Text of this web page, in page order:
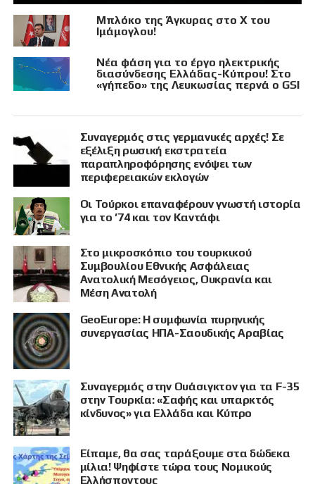
Μπλόκο της Άγκυρας στο X του
Ιμάμογλου!
Νέα φάση για το έργο ηλεκτρικής
διασύνδεσης Ελλάδας-Κύπρου! Στο
«γήπεδο» της Λευκωσίας περνά ο GSI
Συναγερμός στις γερμανικές αρχές! Σε
εξέλιξη ρωσική εκστρατεία
παραπληροφόρησης ενόψει των
περιφερειακών εκλογών
Οι Τούρκοι επαναφέρουν γνωστή ιστορία
για το ’74 και τον Καντάφι
Στο μικροσκόπιο του τουρκικού
Συμβουλίου Εθνικής Ασφάλειας
Ανατολική Μεσόγειος, Ουκρανία και
Μέση Ανατολή
GeoEurope: Η συμφωνία πυρηνικής
συνεργασίας ΗΠΑ-Σαουδικής Αραβίας
Συναγερμός στην Ουάσιγκτον για τα F-35
στην Τουρκία: «Σαφής και υπαρκτός
κίνδυνος» για Ελλάδα και Κύπρο
Είπαμε, θα σας ταράξουμε στα δώδεκα
μίλια! Ψηφίστε τώρα τους Νομικούς
Ελλήσποντους